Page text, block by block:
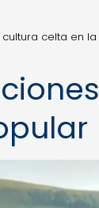
celta en la